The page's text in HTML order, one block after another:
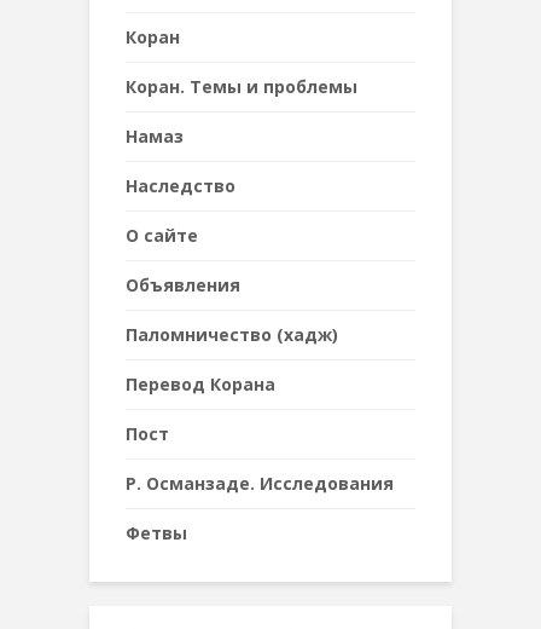
Коран
Коран. Темы и проблемы
Намаз
Наследствo
О сайте
Объявления
Паломничество (хадж)
Перевод Корана
Пост
Р. Османзаде. Исследования
Фетвы